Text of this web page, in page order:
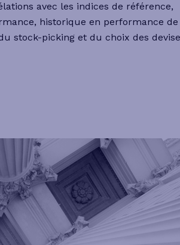
avec les indices de référence,
historique en performance de
stock-picking et du choix des